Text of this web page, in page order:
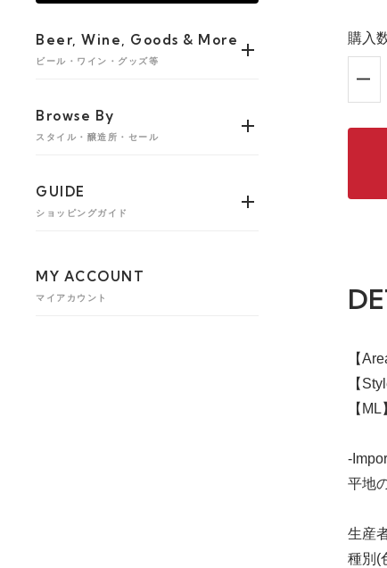
Beer, Wine, Goods & More
ビール・ワイン・グッズ等
Browse By
スタイル・醸造所・セール
GUIDE
ショッピングガイド
MY ACCOUNT
マイアカウント
購入
【
【
【
-
平地
生産
種別(